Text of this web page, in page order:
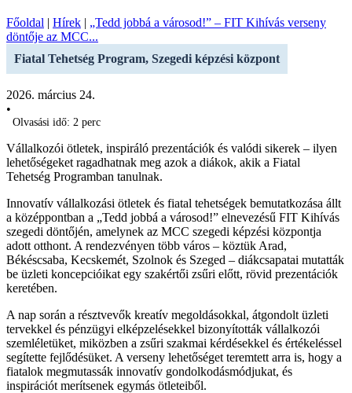
Főoldal | Hírek | „Tedd jobbá a városod!” – FIT Kihívás verseny
döntője az MCC...
Fiatal Tehetség Program, Szegedi képzési központ
2026. március 24.
•
Olvasási idő: 2 perc
Vállalkozói ötletek, inspiráló prezentációk és valódi sikerek – ilyen
lehetőségeket ragadhatnak meg azok a diákok, akik a Fiatal
Tehetség Programban tanulnak.
Innovatív vállalkozási ötletek és fiatal tehetségek bemutatkozása állt
a középpontban a „Tedd jobbá a városod!” elnevezésű FIT Kihívás
szegedi döntőjén, amelynek az MCC szegedi képzési központja
adott otthont. A rendezvényen több város – köztük Arad,
Békéscsaba, Kecskemét, Szolnok és Szeged – diákcsapatai mutatták
be üzleti koncepcióikat egy szakértői zsűri előtt, rövid prezentációk
keretében.
A nap során a résztvevők kreatív megoldásokkal, átgondolt üzleti
tervekkel és pénzügyi elképzelésekkel bizonyították vállalkozói
szemléletüket, miközben a zsűri szakmai kérdésekkel és értékeléssel
segítette fejlődésüket. A verseny lehetőséget teremtett arra is, hogy a
fiatalok megmutassák innovatív gondolkodásmódjukat, és
inspirációt merítsenek egymás ötleteiből.